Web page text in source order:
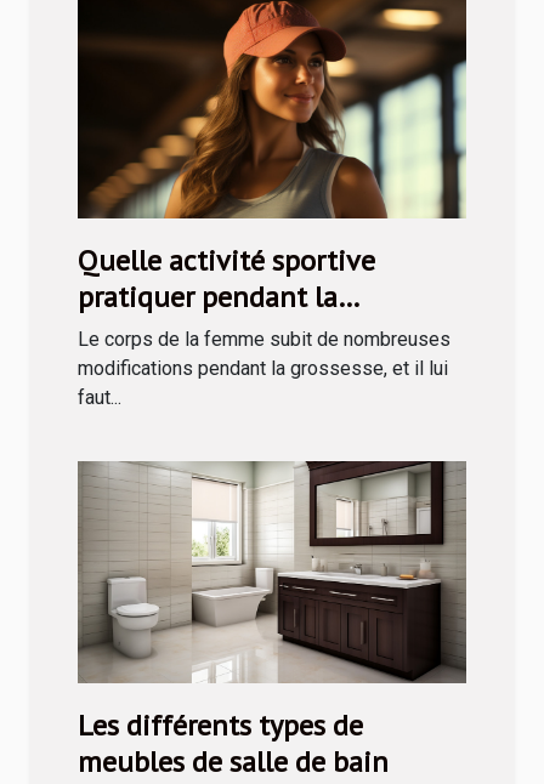
Quelle activité sportive
pratiquer pendant la
grossesse ?
Le corps de la femme subit de nombreuses
modifications pendant la grossesse, et il lui
faut...
Les différents types de
meubles de salle de bain